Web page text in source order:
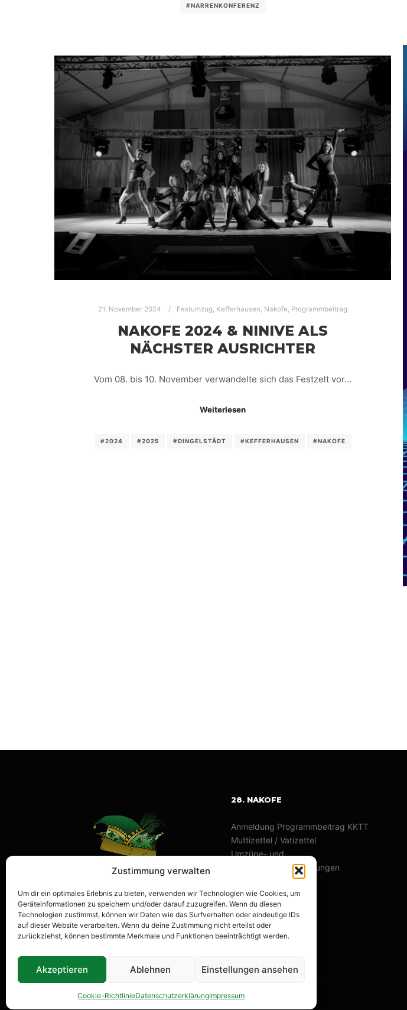
Zustimmung verwalten
Um dir ein optimales Erlebnis zu bieten, verwenden wir Technologien wie Cookies, um
Geräteinformationen zu speichern und/oder darauf zuzugreifen. Wenn du diesen
Technologien zustimmst, können wir Daten wie das Surfverhalten oder eindeutige IDs
auf dieser Website verarbeiten. Wenn du deine Zustimmung nicht erteilst oder
zurückziehst, können bestimmte Merkmale und Funktionen beeinträchtigt werden.
Akzeptieren Ablehnen Einstellungen ansehen
Cookie-RichtlinieDatenschutzerklärungImpressum
#NARRENKONFERENZ
21. November 2024 Festumzug, Kefferhausen, Nakofe, Programmbeitrag
NAKOFE 2024 & NINIVE ALS
NÄCHSTER AUSRICHTER
Vom 08. bis 10. November verwandelte sich das Festzelt vor…
Weiterlesen
#2024 #2025 #DINGELSTÄDT #KEFFERHAUSEN #NAKOFE
28. NAKOFE
Anmeldung Programmbeitrag KKTT
Muttizettel / Vatizettel
Umzüge- und
Brauchtumsveranstaltungen
Datenschutzerklärung
Impressum
Stolz unterstützt von Blickpunkt